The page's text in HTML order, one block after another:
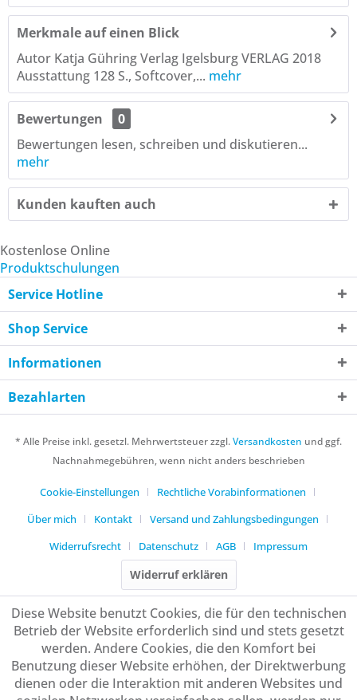
Merkmale auf einen Blick
Autor Katja Gühring Verlag Igelsburg VERLAG 2018
Ausstattung 128 S., Softcover,... mehr
Bewertungen
0
Bewertungen lesen, schreiben und diskutieren...
mehr
Kunden kauften auch
Kostenlose Online
Produktschulungen
Service Hotline
Shop Service
Informationen
Bezahlarten
* Alle Preise inkl. gesetzl. Mehrwertsteuer zzgl.Versandkosten und ggf.
Nachnahmegebühren, wenn nicht anders beschrieben
Cookie-Einstellungen
Rechtliche Vorabinformationen
Über mich
Kontakt
Versand und Zahlungsbedingungen
Widerrufsrecht
Datenschutz AGB Impressum
Widerruf erklären
Diese Website benutzt Cookies, die für den technischen
Betrieb der Website erforderlich sind und stets gesetzt
werden. Andere Cookies, die den Komfort bei
Benutzung dieser Website erhöhen, der Direktwerbung
dienen oder die Interaktion mit anderen Websites und